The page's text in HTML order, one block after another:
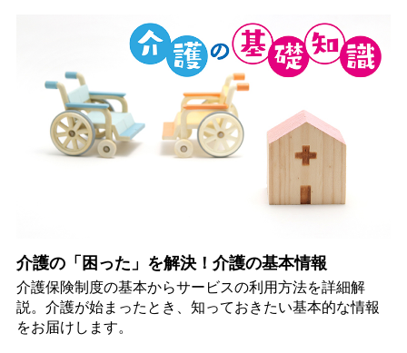
介護の「困った」を解決！介護の基本情報
介護保険制度の基本からサービスの利用方法を詳細解
説。介護が始まったとき、知っておきたい基本的な情報
をお届けします。